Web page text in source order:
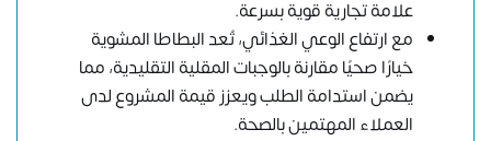
علامة تجارية قوية بسرعة.
مع ارتفاع الوعي الغذائي، تُعد البطاطا المشوية
خيارًا صحيًا مقارنة بالوجبات المقلية التقليدية، مما
يضمن استدامة الطلب ويعزز قيمة المشروع لدى
العملاء المهتمين بالصحة.